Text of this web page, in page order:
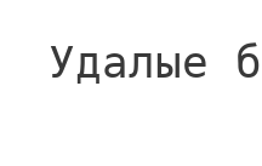
Удалые